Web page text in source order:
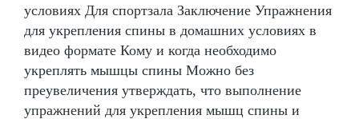
условиях Для спортзала Заключение Упражнения
для укрепления спины в домашних условиях в
видео формате Кому и когда необходимо
укреплять мышцы спины Можно без
преувеличения утверждать, что выполнение
упражнений для укрепления мышц спины и